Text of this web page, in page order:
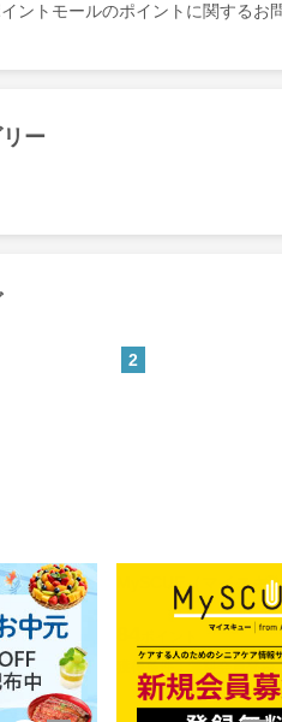
ントモールのポイントに関するお
ー
(ヤフー シ
MySCUE（マイスキ
2
獲得条件：無料会員登録